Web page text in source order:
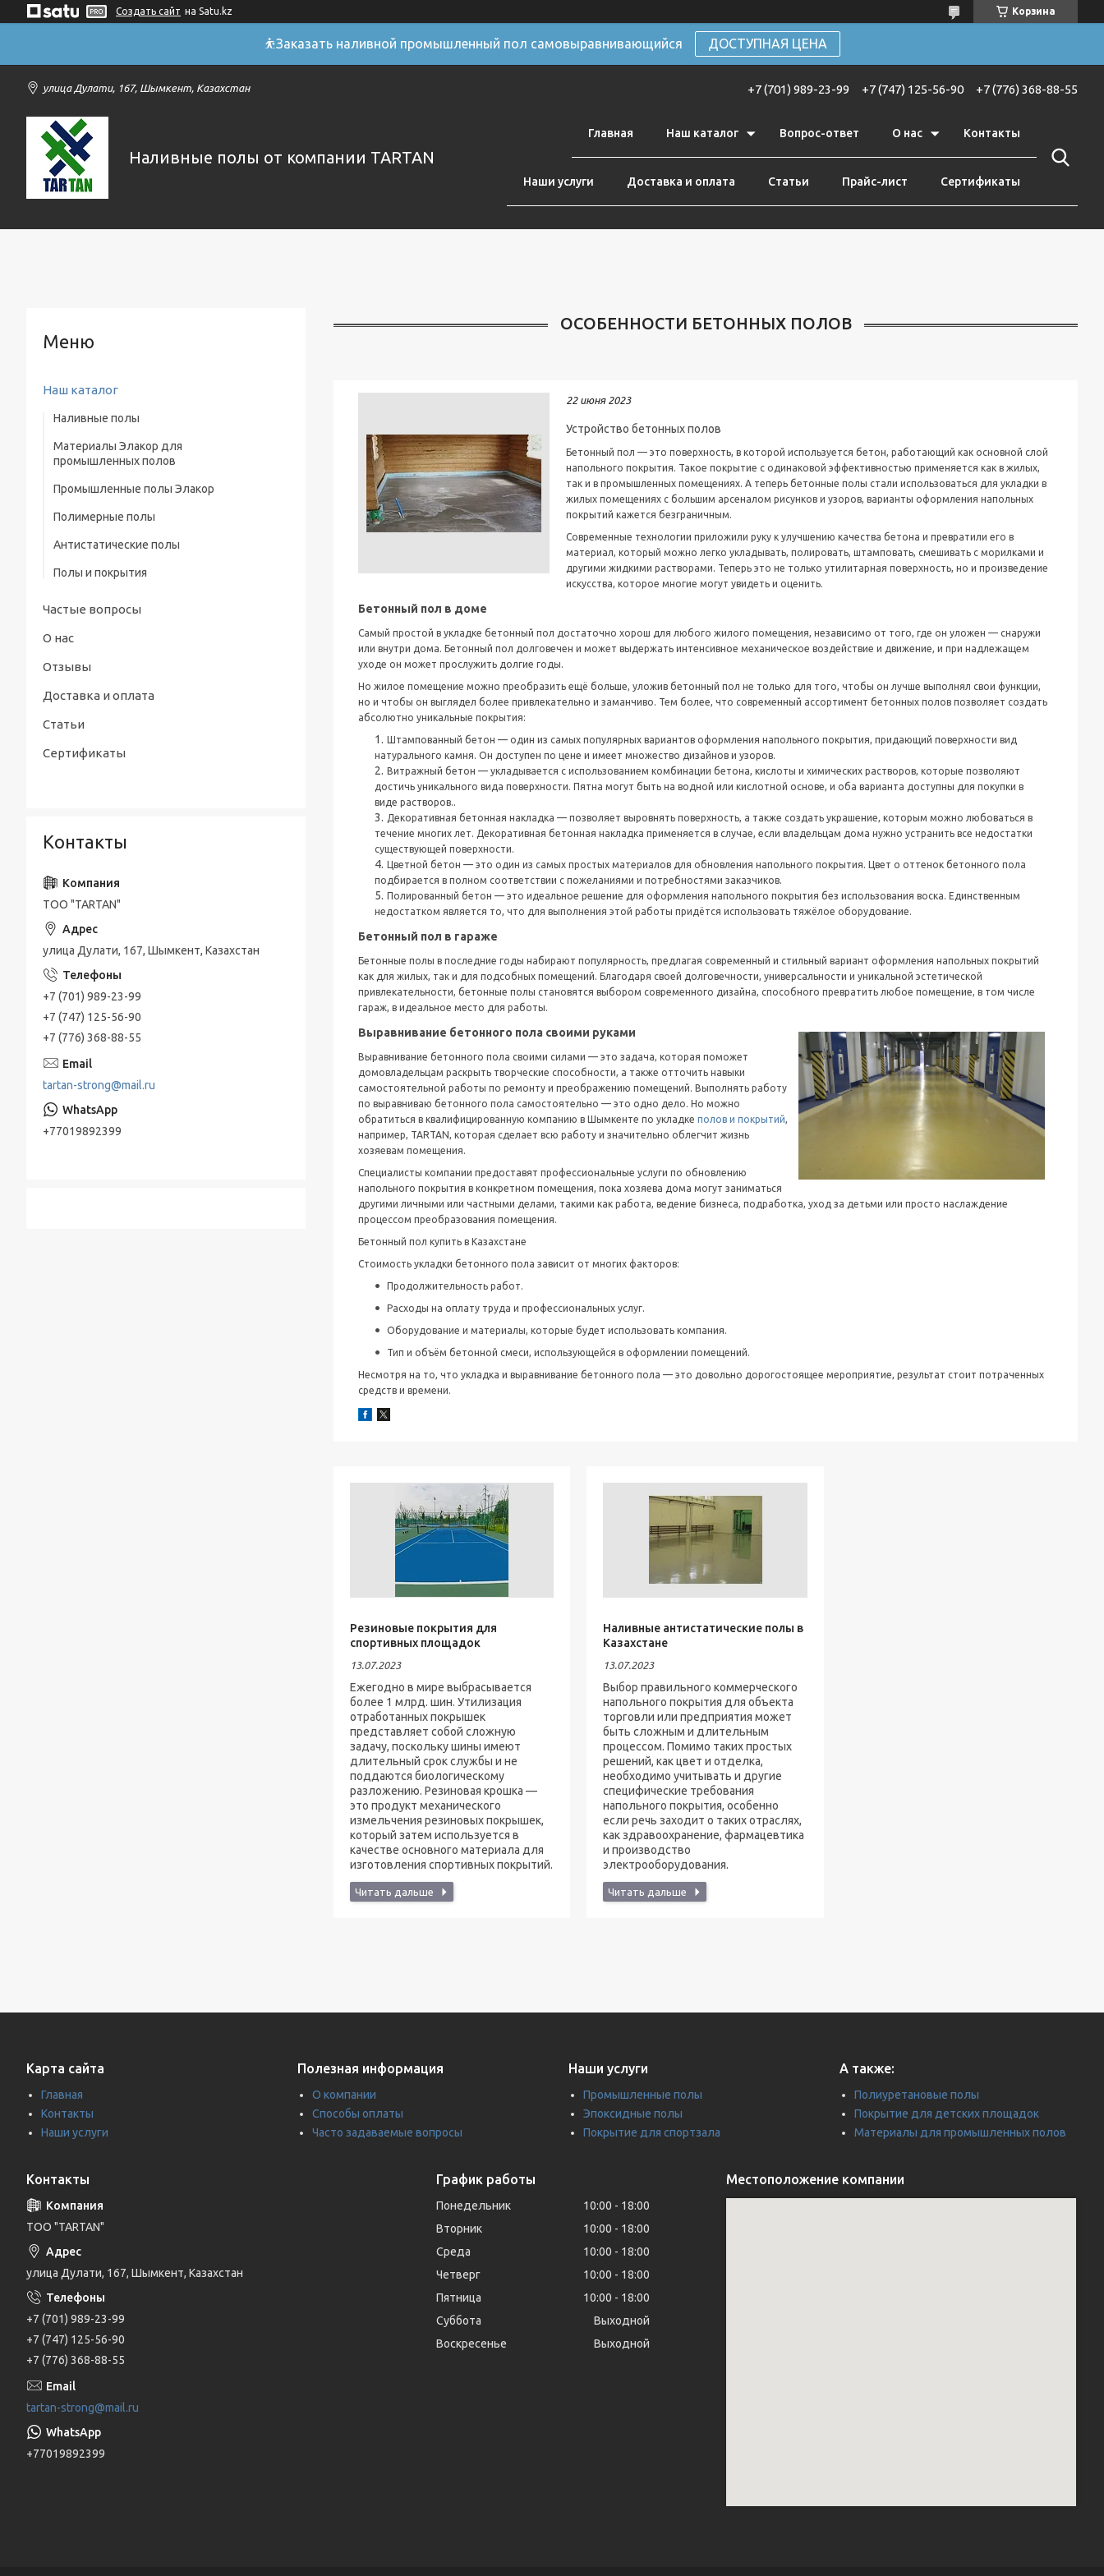
Создать сайт на Satu.kz Корзина
⛹Заказать наливной промышленный пол самовыравнивающийся ДОСТУПНАЯ ЦЕНА
улица Дулати, 167, Шымкент, Казахстан +7 (701) 989-23-99 +7 (747) 125-56-90 +7 (776) 368-88-55
Наливные полы от компании TARTAN
Главная Наш каталог Вопрос-ответ О нас Контакты
Наши услуги Доставка и оплата Статьи Прайс-лист Сертификаты
ОСОБЕННОСТИ БЕТОННЫХ ПОЛОВ
22 июня 2023
Устройство бетонных полов
Бетонный пол — это поверхность, в которой используется бетон, работающий как основной слой
напольного покрытия. Такое покрытие с одинаковой эффективностью применяется как в жилых,
так и в промышленных помещениях. А теперь бетонные полы стали использоваться для укладки в
жилых помещениях с большим арсеналом рисунков и узоров, варианты оформления напольных
покрытий кажется безграничным.
Современные технологии приложили руку к улучшению качества бетона и превратили его в
материал, который можно легко укладывать, полировать, штамповать, смешивать с морилками и
другими жидкими растворами. Теперь это не только утилитарная поверхность, но и произведение
искусства, которое многие могут увидеть и оценить.
Бетонный пол в доме
Самый простой в укладке бетонный пол достаточно хорош для любого жилого помещения, независимо от того, где он уложен — снаружи
или внутри дома. Бетонный пол долговечен и может выдержать интенсивное механическое воздействие и движение, и при надлежащем
уходе он может прослужить долгие годы.
Но жилое помещение можно преобразить ещё больше, уложив бетонный пол не только для того, чтобы он лучше выполнял свои функции,
но и чтобы он выглядел более привлекательно и заманчиво. Тем более, что современный ассортимент бетонных полов позволяет создать
абсолютно уникальные покрытия:
Штампованный бетон — один из самых популярных вариантов оформления напольного покрытия, придающий поверхности вид
натурального камня. Он доступен по цене и имеет множество дизайнов и узоров.
Витражный бетон — укладывается с использованием комбинации бетона, кислоты и химических растворов, которые позволяют
достичь уникального вида поверхности. Пятна могут быть на водной или кислотной основе, и оба варианта доступны для покупки в
виде растворов..
Декоративная бетонная накладка — позволяет выровнять поверхность, а также создать украшение, которым можно любоваться в
течение многих лет. Декоративная бетонная накладка применяется в случае, если владельцам дома нужно устранить все недостатки
существующей поверхности.
Цветной бетон — это один из самых простых материалов для обновления напольного покрытия. Цвет о оттенок бетонного пола
подбирается в полном соответствии с пожеланиями и потребностями заказчиков.
Полированный бетон — это идеальное решение для оформления напольного покрытия без использования воска. Единственным
недостатком является то, что для выполнения этой работы придётся использовать тяжёлое оборудование.
Бетонный пол в гараже
Бетонные полы в последние годы набирают популярность, предлагая современный и стильный вариант оформления напольных покрытий
как для жилых, так и для подсобных помещений. Благодаря своей долговечности, универсальности и уникальной эстетической
привлекательности, бетонные полы становятся выбором современного дизайна, способного превратить любое помещение, в том числе
гараж, в идеальное место для работы.
Выравнивание бетонного пола своими руками
Выравнивание бетонного пола своими силами — это задача, которая поможет
домовладельцам раскрыть творческие способности, а также отточить навыки
самостоятельной работы по ремонту и преображению помещений. Выполнять работу
по выравниваю бетонного пола самостоятельно — это одно дело. Но можно
обратиться в квалифицированную компанию в Шымкенте по укладке полов и покрытий,
например, TARTAN, которая сделает всю работу и значительно облегчит жизнь
хозяевам помещения.
Специалисты компании предоставят профессиональные услуги по обновлению
напольного покрытия в конкретном помещения, пока хозяева дома могут заниматься
другими личными или частными делами, такими как работа, ведение бизнеса, подработка, уход за детьми или просто наслаждение
процессом преобразования помещения.
Бетонный пол купить в Казахстане
Стоимость укладки бетонного пола зависит от многих факторов:
Продолжительность работ.
Расходы на оплату труда и профессиональных услуг.
Оборудование и материалы, которые будет использовать компания.
Тип и объём бетонной смеси, использующейся в оформлении помещений.
Несмотря на то, что укладка и выравнивание бетонного пола — это довольно дорогостоящее мероприятие, результат стоит потраченных
средств и времени.
Резиновые покрытия для
спортивных площадок
13.07.2023
Ежегодно в мире выбрасывается
более 1 млрд. шин. Утилизация
отработанных покрышек
представляет собой сложную
задачу, поскольку шины имеют
длительный срок службы и не
поддаются биологическому
разложению. Резиновая крошка —
это продукт механического
измельчения резиновых покрышек,
который затем используется в
качестве основного материала для
изготовления спортивных покрытий.
Наливные антистатические полы в
Казахстане
13.07.2023
Выбор правильного коммерческого
напольного покрытия для объекта
торговли или предприятия может
быть сложным и длительным
процессом. Помимо таких простых
решений, как цвет и отделка,
необходимо учитывать и другие
специфические требования
напольного покрытия, особенно
если речь заходит о таких отраслях,
как здравоохранение, фармацевтика
и производство
электрооборудования.
Наш каталог
Наливные полы
Полиуретановые полы
Материалы Элакор для
промышленных полов
Эпоксидные материалы
Материалы стойкие к ультрафиолету
Для прямого контакта с питьевой водой
Элакор-ПУ)
Промышленные полы Элакор
Бетонные промышленные полы
Полимерные промышленные полы
Полимерные полы
Антистатические полы
Полы и покрытия
полов
Частые вопросы
О нас
Отзывы
Доставка и оплата
Статьи
Сертификаты
Контакты
ТОО "TARTAN"
улица Дулати, 167, Шымкент, Казахстан
+7 (701) 989-23-99
+7 (747) 125-56-90
+7 (776) 368-88-55
tartan-strong@mail.ru
+77019892399
Карта сайта
Главная
Контакты
Наши услуги
Полезная информация
О компании
Способы оплаты
Часто задаваемые вопросы
Наши услуги
Промышленные полы
Эпоксидные полы
Покрытие для спортзала
А также:
Полиуретановые полы
Покрытие для детских площадок
Материалы для промышленных полов
Контакты
ТОО "TARTAN"
улица Дулати, 167, Шымкент, Казахстан
+7 (701) 989-23-99
+7 (747) 125-56-90
+7 (776) 368-88-55
tartan-strong@mail.ru
+77019892399
График работы
Понедельник 10:00
18:00
Вторник
10:00
18:00
Среда
10:00
18:00
Четверг
10:00
18:00
Пятница
10:00
18:00
Суббота
Выходной
Воскресенье
Выходной
Местоположение компании